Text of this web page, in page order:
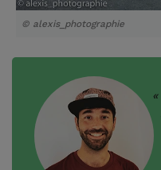
© alexis_photographie